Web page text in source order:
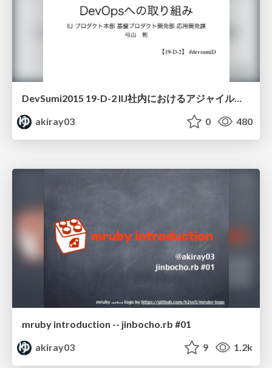
DevSumi2015 19-D-2 IIJ社内におけるアジャイル開発、DevOpsへの取り組み
akiray03
0 480
mruby introduction -- jinbocho.rb #01
akiray03
9 1.2k